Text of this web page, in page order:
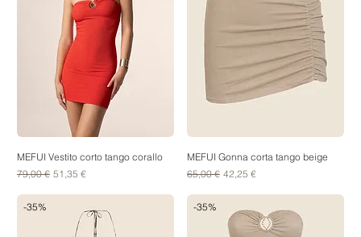
MEFUI Vestito corto tango corallo
Prezzo regolare
79,00 € Prezzo scontato
51,35 €
MEFUI Gonna corta tango beige
Prezzo regolare
65,00 € Prezzo scontato
42,25 €
-35% -35%